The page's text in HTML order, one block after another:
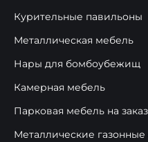
Курительные павильоны
Металлическая мебель
Нары для бомбоубежищ
Камерная мебель
Парковая мебель на заказ
Металлические